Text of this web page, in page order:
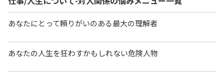
あなたにとって頼りがいのある最大の理解者
あなたの人生を狂わすかもしれない危険人物